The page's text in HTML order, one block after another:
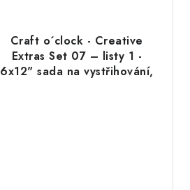
Craft o´clock - Creative
Extras Set 07 – listy 1 -
6x12" sada na vystřihování,